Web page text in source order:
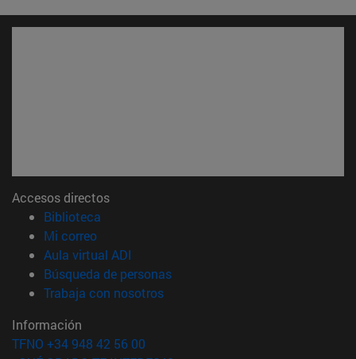
Accesos directos
Biblioteca
Mi correo(abre en nueva ventana)
Aula virtual ADI
Búsqueda de personas(abre en nueva ventana)
Trabaja con nosotros(abre en nueva ventana)
Información
TFNO +34 948 42 56 00